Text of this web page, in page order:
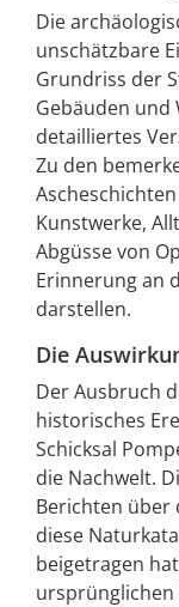
Die
unschätzbare
Grundriss der
Gebäuden
detailliertes
Zu den
Kunstwerke,
Abgüsse von
Erinnerung an
darstellen.
Die
Der Ausbruch
historisches
Schicksal
die Nachwelt.
Berichten über
diese
beigetragen
ursprünglichen